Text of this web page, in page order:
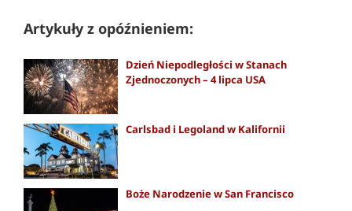
Artykuły z opóźnieniem:
Dzień Niepodległości w Stanach
Zjednoczonych – 4 lipca USA
Carlsbad i Legoland w Kalifornii
Boże Narodzenie w San Francisco